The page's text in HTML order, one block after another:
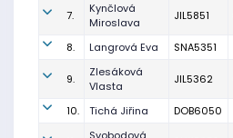
7.
Kynčlová
Miroslava
JIL5851
8. Langrová Eva SNA5351
9.
Zlesáková
Vlasta
JIL5362
10. Tichá Jiřina DOB6050